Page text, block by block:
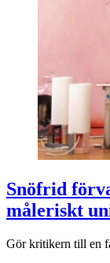
Snöfrid
måleriskt
Gör kritikern till en